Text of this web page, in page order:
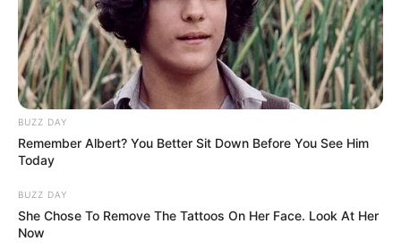
BUZZ DAY
Remember Albert? You Better Sit Down Before You See Him
Today
BUZZ DAY
She Chose To Remove The Tattoos On Her Face. Look At Her
Now